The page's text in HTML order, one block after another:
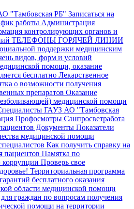
"Тамбовская РБ" Записаться на
работы Администрация
контролирующих органов и
ТЕЛЕФОНЫ ГОРЯЧЕЙ ЛИНИИ
поддержки медицинским
видов, форм и условий
помощи, оказание
бесплатно Лекарственное
о возможности получения
препаратов Оказание
медицинской помощи
ГАУЗ АО "Тамбовская
Профосмотры Санпросветработа
Документы Показатели
медицинской помощи
Как получить справку на
пациентов Памятка по
коррупции Проверь свое
Территориальная программа
бесплатного оказания
области медицинской помощи
граждан по вопросам получения
помощи на территории